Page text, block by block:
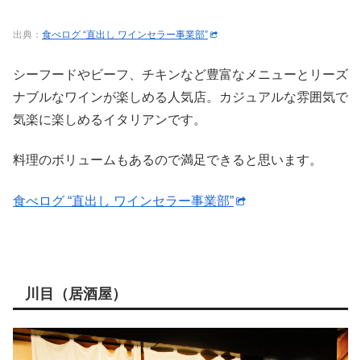
出典： 食べログ “直出し ワインセラー事業部”
シーフードやビーフ、チキンなど豊富なメニューとリーズ
ナブルなワインが楽しめる人気店。カジュアルな雰囲気で
気楽に楽しめるイタリアンです。
料理のボリュームもあるので満足できると思います。
食べログ “直出し ワインセラー事業部”
川目（居酒屋）